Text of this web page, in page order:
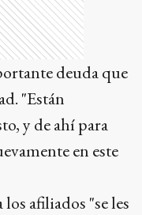
deuda que
"Están
y de ahí para
en este
afiliados "se les